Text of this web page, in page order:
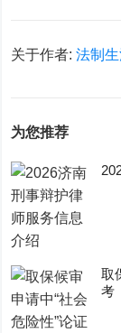
关于作者:法制
为您推荐
取
考